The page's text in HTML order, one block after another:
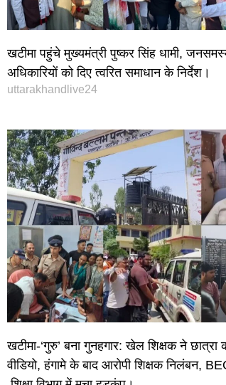
खटीमा पहुंचे मुख्यमंत्री पुष्कर सिंह धामी,
अधिकारियों को दिए त्वरित समाधान के निर्देश।
uttarakhandlive24
खटीमा-‘गुरु’ बना गुनहगार: खेल शिक्षक ने छात्रा
वीडियो, हंगामे के बाद आरोपी शिक्षक निलंबन,